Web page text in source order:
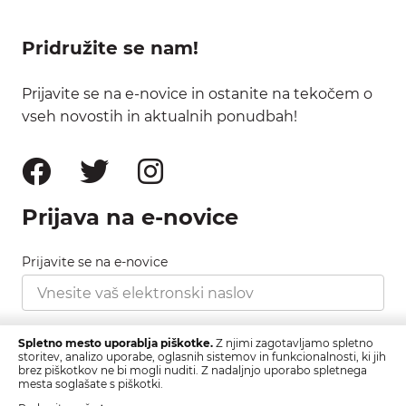
Pridružite se nam!
Prijavite se na e-novice in ostanite na tekočem o
vseh novostih in aktualnih ponudbah!
Prijava na e-novice
Prijavite se na e-novice
Strinjam se s pravilnikom zasebnosti, ki ga najdete
tukaj.
Spletno mesto uporablja piškotke. Z njimi zagotavljamo spletno
storitev, analizo uporabe, oglasnih sistemov in funkcionalnosti, ki jih
brez piškotkov ne bi mogli nuditi. Z nadaljnjo uporabo spletnega
mesta soglašate s piškotki.